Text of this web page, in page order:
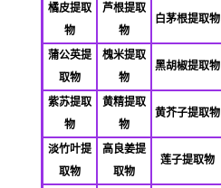
橘皮提取
物
芦根提取
物
白茅根提取物
蒲公英提
取物
槐米提取
物
黑胡椒提取物
紫苏提取
物
黄精提取
物
黄芥子提取物
淡竹叶提
取物
高良姜提
取物
莲子提取物